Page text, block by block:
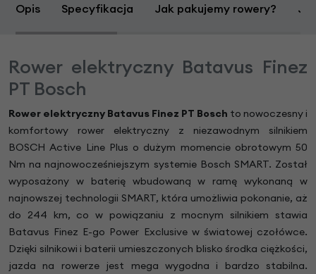
Opis Specyfikacja Jak pakujemy rowery?
Rower elektryczny Batavus Finez
PT Bosch
Rower elektryczny Batavus Finez PT Bosch to nowoczesny i
komfortowy rower elektryczny z niezawodnym silnikiem
BOSCH Active Line Plus o dużym momencie obrotowym 50
Nm na najnowocześniejszym systemie Bosch SMART. Został
wyposażony w baterię wbudowaną w ramę wykonaną w
najnowszej technologii SMART, która umożliwia pokonanie, aż
do 244 km, co w powiązaniu z mocnym silnikiem stawia
Batavus Finez E-go Power Exclusive w światowej czołówce.
Dzięki silnikowi i baterii umieszczonych blisko środka ciężkości,
jazda na rowerze jest mega wygodna i bardzo stabilna.